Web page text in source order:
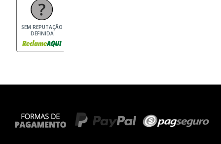
SEM REPUTAÇÃO
DEFINIDA